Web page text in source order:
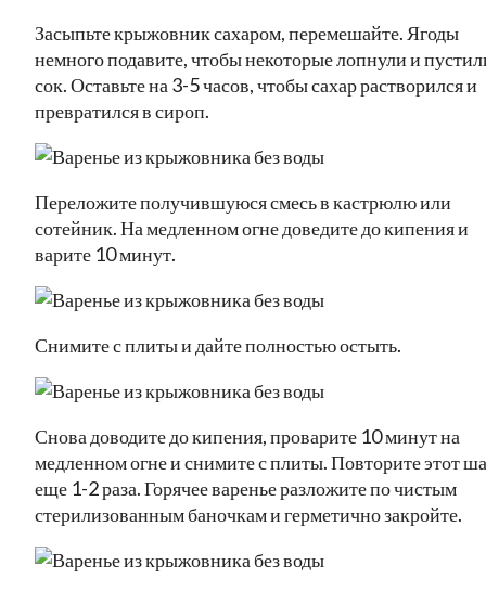
Засыпьте крыжовник сахаром, перемешайте. Ягоды
немного подавите, чтобы некоторые лопнули и
сок. Оставьте на 3-5 часов, чтобы сахар растворился и
превратился в сироп.
Переложите получившуюся смесь в кастрюлю или
сотейник. На медленном огне доведите до кипения и
варите 10 минут.
Снимите с плиты и дайте полностью остыть.
Снова доводите до кипения, проварите 10 минут на
медленном огне и снимите с плиты. Повторите этот
еще 1-2 раза. Горячее варенье разложите по чистым
стерилизованным баночкам и герметично закройте.